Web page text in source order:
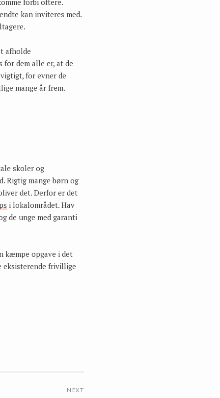
forbi oftere.
kan inviteres med.
afholde
dem alle er, at de
for evner de
mange år frem.
skoler og
Rigtig mange børn og
det. Derfor er det
i lokalområdet. Hav
de unge med garanti
kæmpe opgave i det
eksisterende frivillige
NEXT